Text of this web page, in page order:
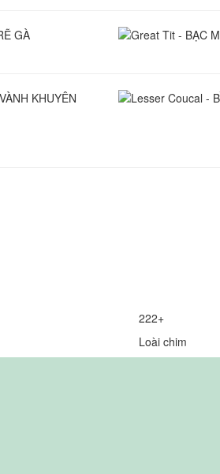
222+
Loài chim